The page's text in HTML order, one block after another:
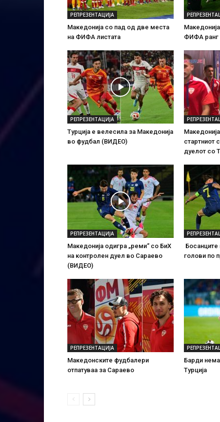
РЕПРЕЗЕНТАЦИЈА
Македонија со пад од две места
на ФИФА листата
ФИФА ранг
РЕПРЕЗЕНТАЦИЈА
Турција е велесила за Македонија
во фудбал (ВИДЕО)
стартниот
дуелот со
РЕПРЕЗЕНТАЦИЈА
Македонија одигра „реми“ со БиХ
на контролен дуел во Сараево
(ВИДЕО)
Босанците
голови по
РЕПРЕЗЕНТАЦИЈА
Македонските фудбалери
отпатуваа за Сараево
Барди
Турција